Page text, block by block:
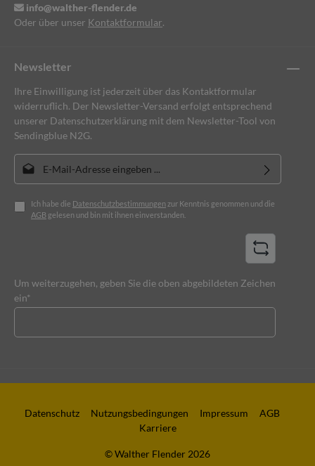
Newsletter
Ihre Einwilligung ist jederzeit über das Kontaktformular
widerruflich. Der Newsletter-Versand erfolgt entsprechend
unserer Datenschutzerklärung mit dem Newsletter-Tool von
Sendingblue N2G.
E-Mail-Adresse*
Ich habe die Datenschutzbestimmungen zur Kenntnis genommen und die
AGB gelesen und bin mit ihnen einverstanden.
Um weiterzugehen, geben Sie die oben abgebildeten Zeichen
ein*
info@walther-flender.de
Oder über unser Kontaktformular.
© Walther Flender 2026
Datenschutz Nutzungsbedingungen Impressum
AGB
Karriere